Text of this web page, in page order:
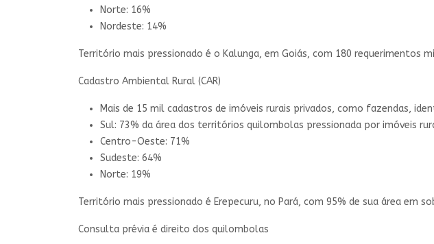
Norte: 16%
Nordeste: 14%
Território mais pressionado é o Kalunga, em Goiás, com 180 requerimentos
Cadastro Ambiental Rural (CAR)
Mais de 15 mil cadastros de imóveis rurais privados, como fazendas,
Sul: 73% da área dos territórios quilombolas pressionada por imóveis
Centro-Oeste: 71%
Sudeste: 64%
Norte: 19%
Território mais pressionado é Erepecuru, no Pará, com 95% de sua área em
Consulta prévia é direito dos quilombolas